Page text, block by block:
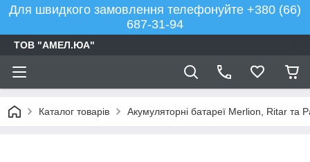
Для швидкого замовлення телефонуйте +380 (66)
687-31-94
ТОВ "АМЕЛ.ЮА"
Каталог товарів Акумуляторні батареї Merlion, Ritar та